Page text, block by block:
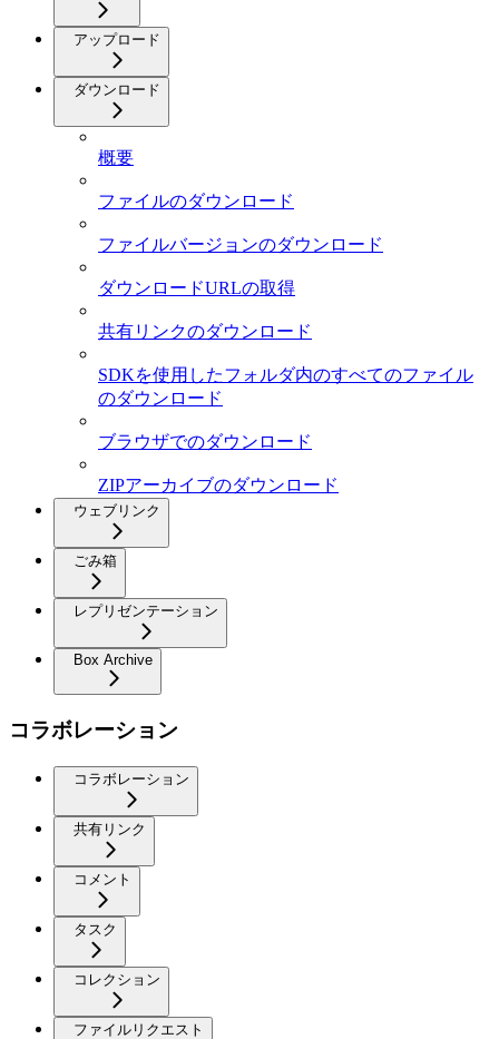
アップロード
ダウンロード
概要
ファイルのダウンロード
ファイルバージョンのダウンロード
ダウンロードURLの取得
共有リンクのダウンロード
SDKを使用したフォルダ内のすべてのファイル
のダウンロード
ブラウザでのダウンロード
ZIPアーカイブのダウンロード
ウェブリンク
ごみ箱
レプリゼンテーション
Box Archive
コラボレーション
コラボレーション
共有リンク
コメント
タスク
コレクション
ファイルリクエスト